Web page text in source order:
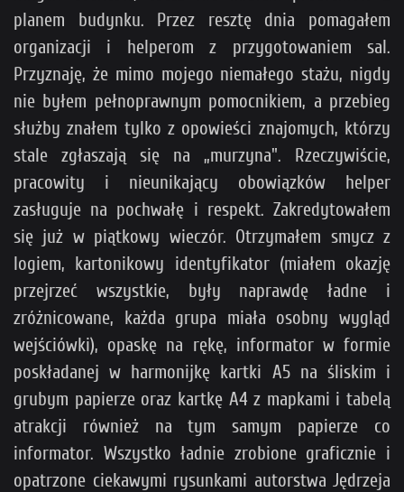
planem budynku. Przez resztę dnia pomagałem
organizacji i helperom z przygotowaniem sal.
Przyznaję, że mimo mojego niemałego stażu, nigdy
nie byłem pełnoprawnym pomocnikiem, a przebieg
służby znałem tylko z opowieści znajomych, którzy
stale zgłaszają się na „murzyna". Rzeczywiście,
pracowity i nieunikający obowiązków helper
zasługuje na pochwałę i respekt. Zakredytowałem
się już w piątkowy wieczór. Otrzymałem smycz z
logiem, kartonikowy identyfikator (miałem okazję
przejrzeć wszystkie, były naprawdę ładne i
zróżnicowane, każda grupa miała osobny wygląd
wejściówki), opaskę na rękę, informator w formie
poskładanej w harmonijkę kartki A5 na śliskim i
grubym papierze oraz kartkę A4 z mapkami i tabelą
atrakcji również na tym samym papierze co
informator. Wszystko ładnie zrobione graficznie i
opatrzone ciekawymi rysunkami autorstwa Jędrzeja